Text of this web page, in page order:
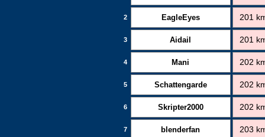
2 EagleEyes 201
3 Aidail 201
4 Mani 202
5 Schattengarde 202
6 Skripter2000 202
7 blenderfan 203